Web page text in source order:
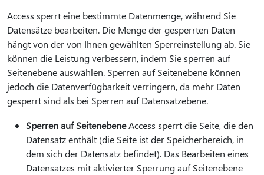
Access sperrt eine bestimmte Datenmenge, während Sie
Datensätze bearbeiten. Die Menge der gesperrten Daten
hängt von der von Ihnen gewählten Sperreinstellung ab. Sie
können die Leistung verbessern, indem Sie sperren auf
Seitenebene auswählen. Sperren auf Seitenebene können
jedoch die Datenverfügbarkeit verringern, da mehr Daten
gesperrt sind als bei Sperren auf Datensatzebene.
Sperren auf SeitenebeneAccess sperrt die Seite, die den
Datensatz enthält (die Seite ist der Speicherbereich, in
dem sich der Datensatz befindet). Das Bearbeiten eines
Datensatzes mit aktivierter Sperrung auf Seitenebene